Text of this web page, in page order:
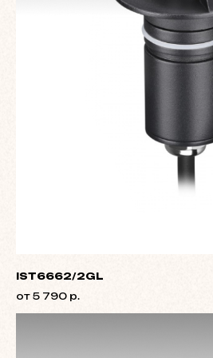
IST6662/2GL
от 5 790 р.